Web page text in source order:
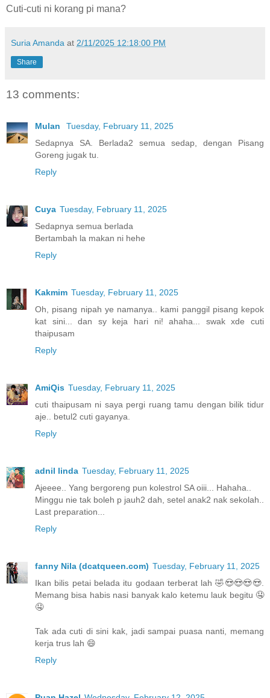
Cuti-cuti ni korang pi mana?
Suria Amanda at 2/11/2025 12:18:00 PM
Share
13 comments:
Mulan
Tuesday, February 11, 2025
Sedapnya SA. Berlada2 semua sedap, dengan Pisang
Goreng jugak tu.
Reply
Cuya Tuesday, February 11, 2025
Sedapnya semua berlada
Bertambah la makan ni hehe
Reply
Kakmim Tuesday, February 11, 2025
Oh, pisang nipah ye namanya.. kami panggil pisang kepok
kat sini... dan sy keja hari ni! ahaha... swak xde cuti
thaipusam
Reply
AmiQis Tuesday, February 11, 2025
cuti thaipusam ni saya pergi ruang tamu dengan bilik tidur
aje.. betul2 cuti gayanya.
Reply
adnil linda Tuesday, February 11, 2025
Ajeeee.. Yang bergoreng pun kolestrol SA oiii... Hahaha..
Minggu nie tak boleh p jauh2 dah, setel anak2 nak sekolah..
Last preparation...
Reply
fanny Nila (dcatqueen.com) Tuesday, February 11, 2025
Ikan bilis petai belada itu godaan terberat lah 🤣😍😍😍😍.
Memang bisa habis nasi banyak kalo ketemu lauk begitu 🤤
🤤
Tak ada cuti di sini kak, jadi sampai puasa nanti, memang
kerja trus lah 😄
Reply